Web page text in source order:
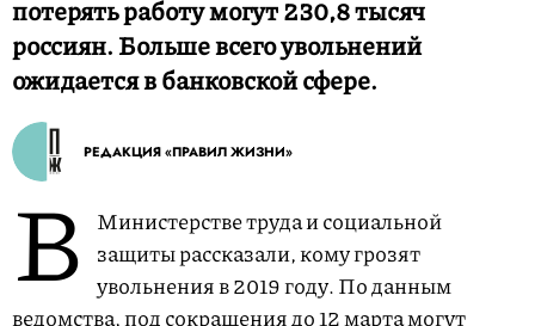
потерять работу могут 230,8 тысяч
россиян. Больше всего увольнений
ожидается в банковской сфере.
РЕДАКЦИЯ «ПРАВИЛ ЖИЗНИ»
В
Министерстве труда и социальной
защиты рассказали, кому грозят
увольнения в 2019 году. По данным
ведомства, под сокращения до 12 марта могут